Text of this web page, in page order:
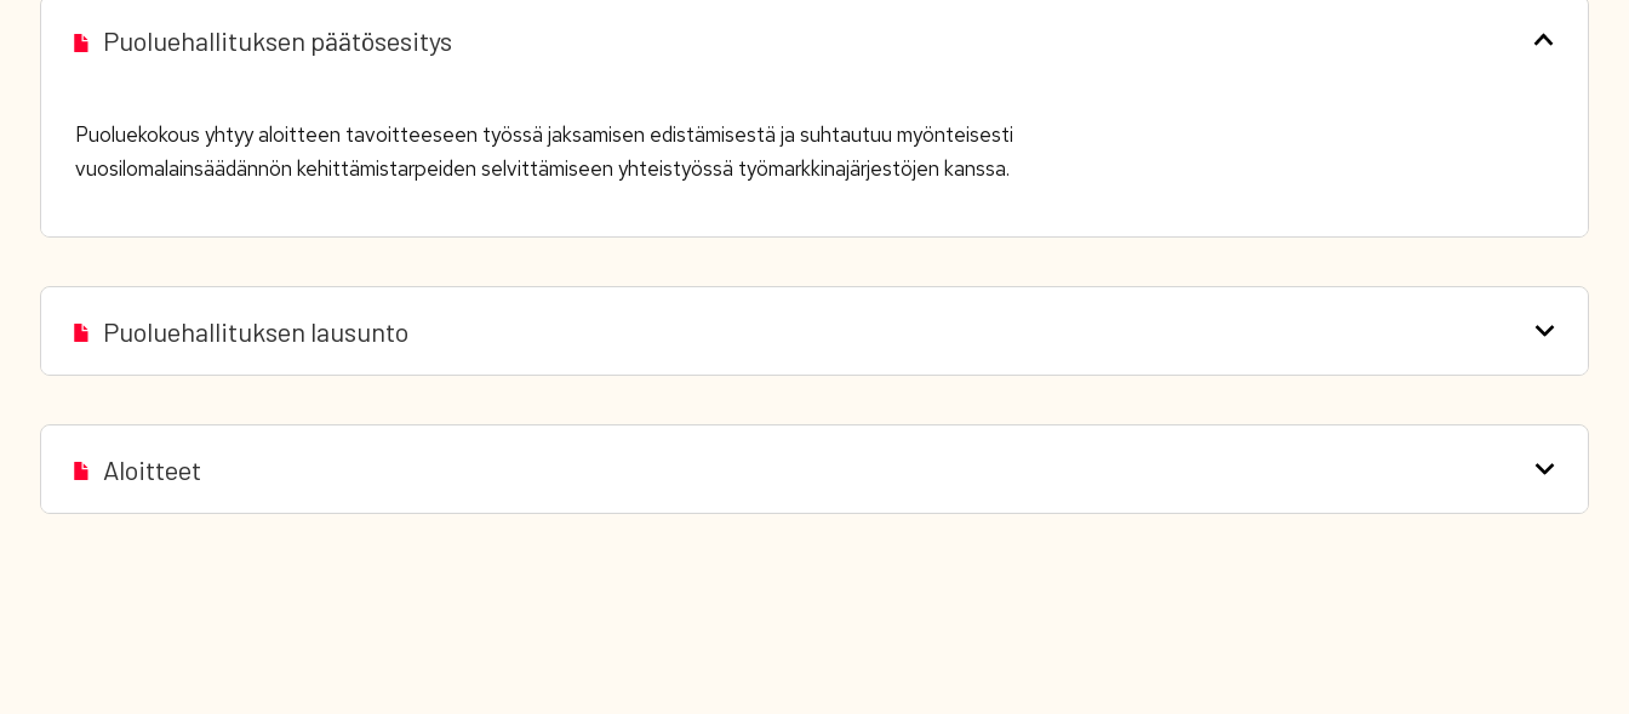
Puoluehallituksen päätösesitys
Puoluekokous yhtyy aloitteen tavoitteeseen työssä jaksamisen edistämisestä ja suhtautuu myönteisesti
vuosilomalainsäädännön kehittämistarpeiden selvittämiseen yhteistyössä työmarkkinajärjestöjen kanssa.
Puoluehallituksen lausunto
Aloitteet